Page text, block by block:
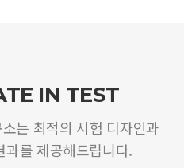
IN TEST
는 최적의 시험 디자인과
를 제공해드립니다.